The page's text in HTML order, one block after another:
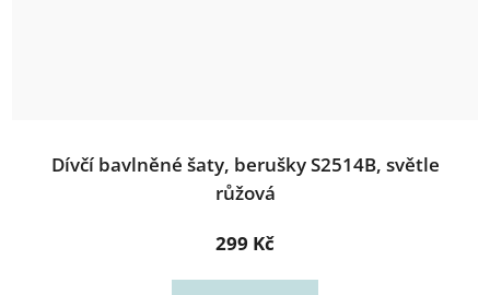
Dívčí bavlněné šaty, berušky S2514B, světle
růžová
299 Kč